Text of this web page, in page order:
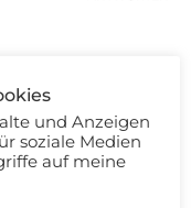
deckend genug.
Cover
wahrscheinlich
und Anzeigen
soziale Medien
auf meine